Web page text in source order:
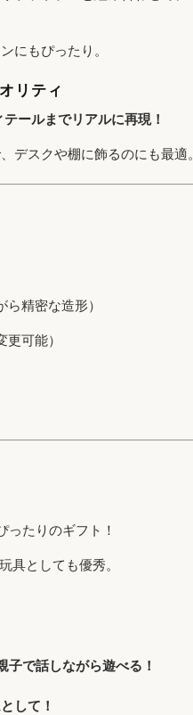
にもぴったり。
リティ
ールまでリアルに再現！
デスクや棚に飾るのにも最適。
精密な造形）
可能）
ったりのギフト！
具としても優秀。
子で話しながら遊べる！
して！